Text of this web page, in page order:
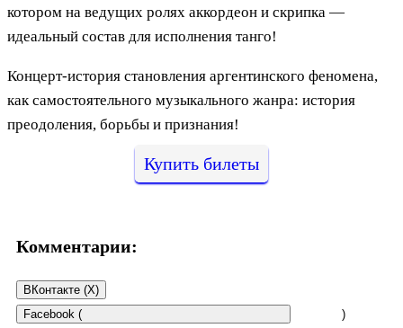
котором на ведущих ролях аккордеон и скрипка —
идеальный состав для исполнения танго!
Концерт-история становления аргентинского феномена,
как самостоятельного музыкального жанра: история
преодоления, борьбы и признания!
Купить билеты
Комментарии:
ВКонтакте (X)
Facebook (
)